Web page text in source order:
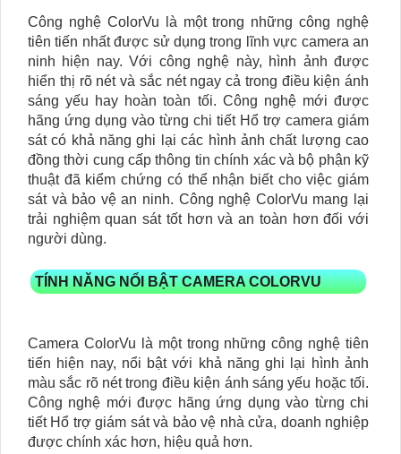
Công nghệ ColorVu là một trong những công nghệ
tiên tiến nhất được sử dụng trong lĩnh vực camera an
ninh hiện nay. Với công nghệ này, hình ảnh được
hiển thị rõ nét và sắc nét ngay cả trong điều kiện ánh
sáng yếu hay hoàn toàn tối. Công nghệ mới được
hãng ứng dụng vào từng chi tiết Hổ trợ camera giám
sát có khả năng ghi lại các hình ảnh chất lượng cao
đồng thời cung cấp thông tin chính xác và bộ phận kỹ
thuật đã kiểm chứng có thể nhận biết cho việc giám
sát và bảo vệ an ninh. Công nghệ ColorVu mang lại
trải nghiệm quan sát tốt hơn và an toàn hơn đối với
người dùng.
TÍNH NĂNG NỔI BẬT CAMERA COLORVU
Camera ColorVu là một trong những công nghệ tiên
tiến hiện nay, nổi bật với khả năng ghi lại hình ảnh
màu sắc rõ nét trong điều kiện ánh sáng yếu hoặc tối.
Công nghệ mới được hãng ứng dụng vào từng chi
tiết Hổ trợ giám sát và bảo vệ nhà cửa, doanh nghiệp
được chính xác hơn, hiệu quả hơn.